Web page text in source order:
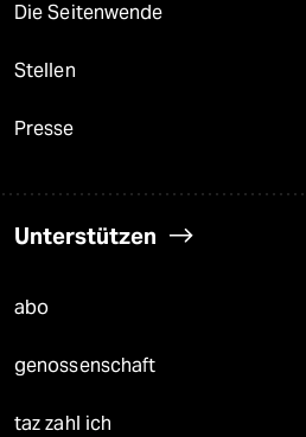
Die Seitenwende
Stellen
Presse
Unterstützen
abo
genossenschaft
taz zahl ich